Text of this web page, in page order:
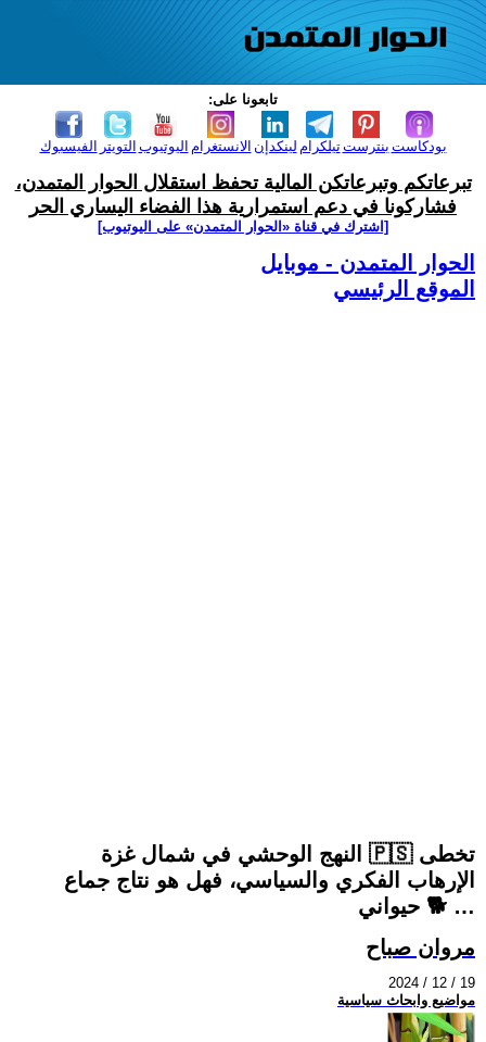
تابعونا على:
الفيسبوك التويتر اليوتيوب الانستغرام لينكدإن تيلكرامبنترست بودكاست
تبرعاتكم وتبرعاتكن المالية تحفظ استقلال الحوار المتمدن،
فشاركونا في دعم استمرارية هذا الفضاء اليساري الحر
[اشترك في قناة ‫«الحوار المتمدن» على اليوتيوب]
الحوار المتمدن - موبايل
الموقع الرئيسي
النهج الوحشي في شمال غزة 🇵🇸 تخطى
الإرهاب الفكري والسياسي، فهل هو نتاج جماع
حيواني 🐕 …
مروان صباح
2024 / 12 / 19
مواضيع وابحاث سياسية